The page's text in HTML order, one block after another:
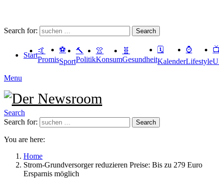
Search for: Search
Start
🤙
Promis
⚽️
Sport
🔨
Politik
👚
Konsum
🧬
Gesundheit
🗓
Kalender
⌚️
Lifestyle
Menu
Search
Search for:
Search
You are here:
Home
Strom-Grundversorger reduzieren Preise: Bis zu 279 Euro
Ersparnis möglich